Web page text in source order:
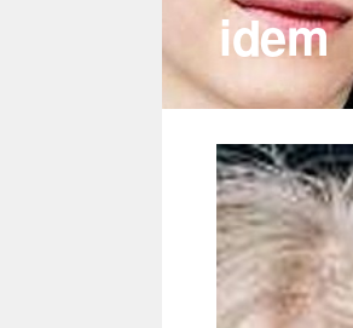
idem